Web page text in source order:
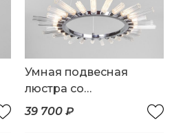
Умная подвесная
люстра со
стеклянными
39 700 ₽